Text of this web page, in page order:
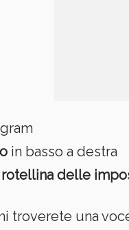
in basso a destra
rotellina delle
troverete una